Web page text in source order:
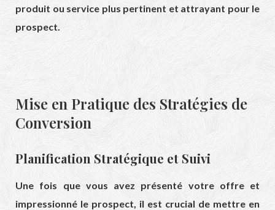
produit ou service plus pertinent et attrayant pour le
prospect.
Mise en Pratique des Stratégies de
Conversion
Planification Stratégique et Suivi
Une fois que vous avez présenté votre offre et
impressionné le prospect, il est crucial de mettre en